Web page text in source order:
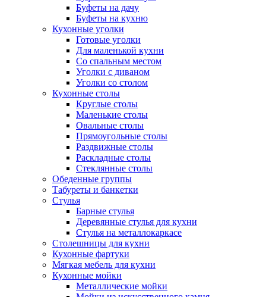
Буфеты на дачу
Буфеты на кухню
Кухонные уголки
Готовые уголки
Для маленькой кухни
Со спальным местом
Уголки с диваном
Уголки со столом
Кухонные столы
Круглые столы
Маленькие столы
Овальные столы
Прямоугольные столы
Раздвижные столы
Раскладные столы
Стеклянные столы
Обеденные группы
Табуреты и банкетки
Стулья
Барные стулья
Деревянные стулья для кухни
Стулья на металлокаркасе
Столешницы для кухни
Кухонные фартуки
Мягкая мебель для кухни
Кухонные мойки
Металлические мойки